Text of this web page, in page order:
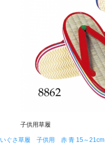
子供用草履
いぐさ草履 子供用 赤 青 15～21cm